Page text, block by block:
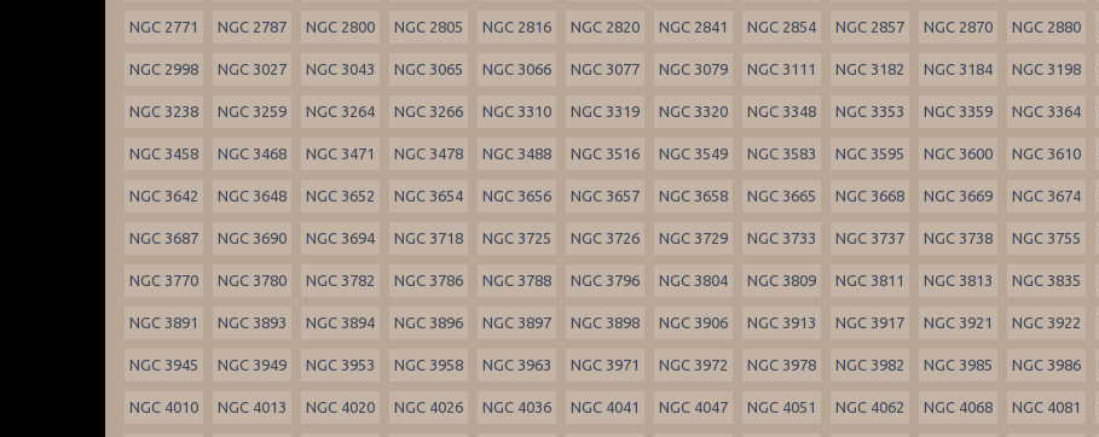
NGC 2771 NGC 2787 NGC 2800 NGC 2805 NGC 2816 NGC 2820 NGC 2841 NGC 2854 NGC 2857 NGC 2870 NGC 2880
NGC 2998 NGC 3027 NGC 3043 NGC 3065 NGC 3066 NGC 3077 NGC 3079 NGC 3111 NGC 3182 NGC 3184 NGC 3198
NGC 3238 NGC 3259 NGC 3264 NGC 3266 NGC 3310 NGC 3319 NGC 3320 NGC 3348 NGC 3353 NGC 3359 NGC 3364
NGC 3458 NGC 3468 NGC 3471 NGC 3478 NGC 3488 NGC 3516 NGC 3549 NGC 3583 NGC 3595 NGC 3600 NGC 3610
NGC 3642 NGC 3648 NGC 3652 NGC 3654 NGC 3656 NGC 3657 NGC 3658 NGC 3665 NGC 3668 NGC 3669 NGC 3674
NGC 3687 NGC 3690 NGC 3694 NGC 3718 NGC 3725 NGC 3726 NGC 3729 NGC 3733 NGC 3737 NGC 3738 NGC 3755
NGC 3770 NGC 3780 NGC 3782 NGC 3786 NGC 3788 NGC 3796 NGC 3804 NGC 3809 NGC 3811 NGC 3813 NGC 3835
NGC 3891 NGC 3893 NGC 3894 NGC 3896 NGC 3897 NGC 3898 NGC 3906 NGC 3913 NGC 3917 NGC 3921 NGC 3922
NGC 3945 NGC 3949 NGC 3953 NGC 3958 NGC 3963 NGC 3971 NGC 3972 NGC 3978 NGC 3982 NGC 3985 NGC 3986
NGC 4010 NGC 4013 NGC 4020 NGC 4026 NGC 4036 NGC 4041 NGC 4047 NGC 4051 NGC 4062 NGC 4068 NGC 4081